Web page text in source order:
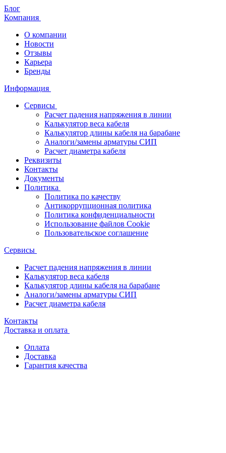
Блог
Компания
О компании
Новости
Отзывы
Карьера
Бренды
Информация
Сервисы
Расчет падения напряжения в линии
Калькулятор веса кабеля
Калькулятор длины кабеля на барабане
Аналоги/замены арматуры СИП
Расчет диаметра кабеля
Реквизиты
Контакты
Документы
Политика
Политика по качеству
Антикоррупционная политика
Политика конфиденциальности
Использование файлов Cookie
Пользовательское соглашение
Сервисы
Расчет падения напряжения в линии
Калькулятор веса кабеля
Калькулятор длины кабеля на барабане
Аналоги/замены арматуры СИП
Расчет диаметра кабеля
Контакты
Доставка и оплата
Оплата
Доставка
Гарантия качества